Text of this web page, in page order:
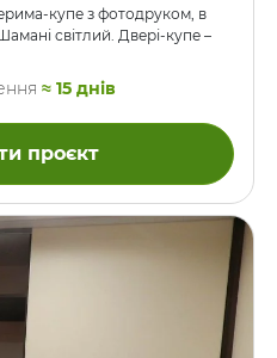
купе з фотодруком, в
світлий. Двері-купе –
≈ 15 днів
проєкт